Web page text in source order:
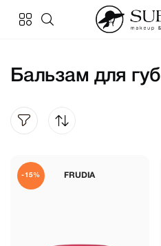
Бальзам для губ
FRUDIA
-15%